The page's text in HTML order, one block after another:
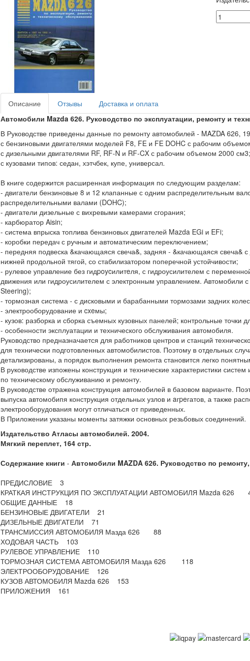
Описание Отзывы
Доставка и оплата
Автомобили Mazda 626. Руководство по эксплуатации, ремонту и
В Руководстве приведены данные по ремонту автомобилей - MAZDA 626,
с бензиновыми двигателями моделей F8, FE и FE DOHC с рабочим
с дизельными двигателями RF, RF-N и RF-CX с рабочим объемом 2000 см3;
с кузовами типов: седан, хэтчбек, купе, универсал.
В книге содержится расширенная информация по следующим разделам:
- двигатели бензиновые 8 и 12 клапанные с одним распределительным
распределительными валами (DOHC);
- двигатели дизельные с вихревыми камерами сгорания;
- карбюратор Aisin;
- система впрыска топлива бензиновых двигателей Mazda EGi и EFi;
- коробки передач с ручным и автоматическим переключением;
- передняя подвеска &качающаяся свеча&, задняя - &качающаяся
нижней продольной тягой, со стабилизатором поперечной устойчивости;
- рулевое управление без гидpoycилитeля, с гидроусилителем с
движения или гидроусилителем с электронным управлением.
Steering);
- тормозная система - с дисковыми и барабанными тормозами задних
- электрооборудование и cxeмы;
- кузов: разборка и сборка съемных кузовных панелей; контрольные точки
- особенности эксплуатации и технического обслуживания автомобиля.
Руководство предназначается для работников центров и станций
для технически подготовленных автомобилистов. Поэтому в отдельных
детализированы, а порядок выполнения ремонта становится легко
В руководстве изпожены конструкция и технические характеристики
по техническому обслуживанию и ремонту.
В руководстве отражена конструкция автомобилей в базовом варианте.
выпуска автомобипя конструкция отдельных узлов и aгpeгатов, а также
электрооборудования могут отличаться от приведенных.
В Приложении указаны моменты затяжки основных резьбовых соединений.
Издательство Атласы автомобилей. 2004.
Мягкий переплет, 164 стр.
Содержание книги - Автомобили MAZDA 626. Руководство по
ПРЕДИСЛОВИЕ 3
КРАТКАЯ ИНСТРУКЦИЯ ПО ЭКСПЛУАТАЦИИ АВТОМОБИЛЯ Mazda 626
ОБЩИЕ ДАННЫЕ 18
БЕНЗИНОВЫЕ ДВИГАТЕЛИ 21
ДИЗЕЛЬНЫЕ ДВИГАТЕЛИ 71
ТРАНСМИССИЯ АВТОМОБИЛЯ Мазда 626 88
ХОДОВАЯ ЧАСТЬ 103
РУЛЕВОЕ УПРАВЛЕНИЕ 110
ТОРМОЗНАЯ СИСТЕМА АВТОМОБИЛЯ Мазда 626 118
ЭЛЕКТРООБОРУДОВАНИЕ 126
КУЗОВ АВТОМОБИЛЯ Mazda 626 153
ПРИЛОЖЕНИЯ 161